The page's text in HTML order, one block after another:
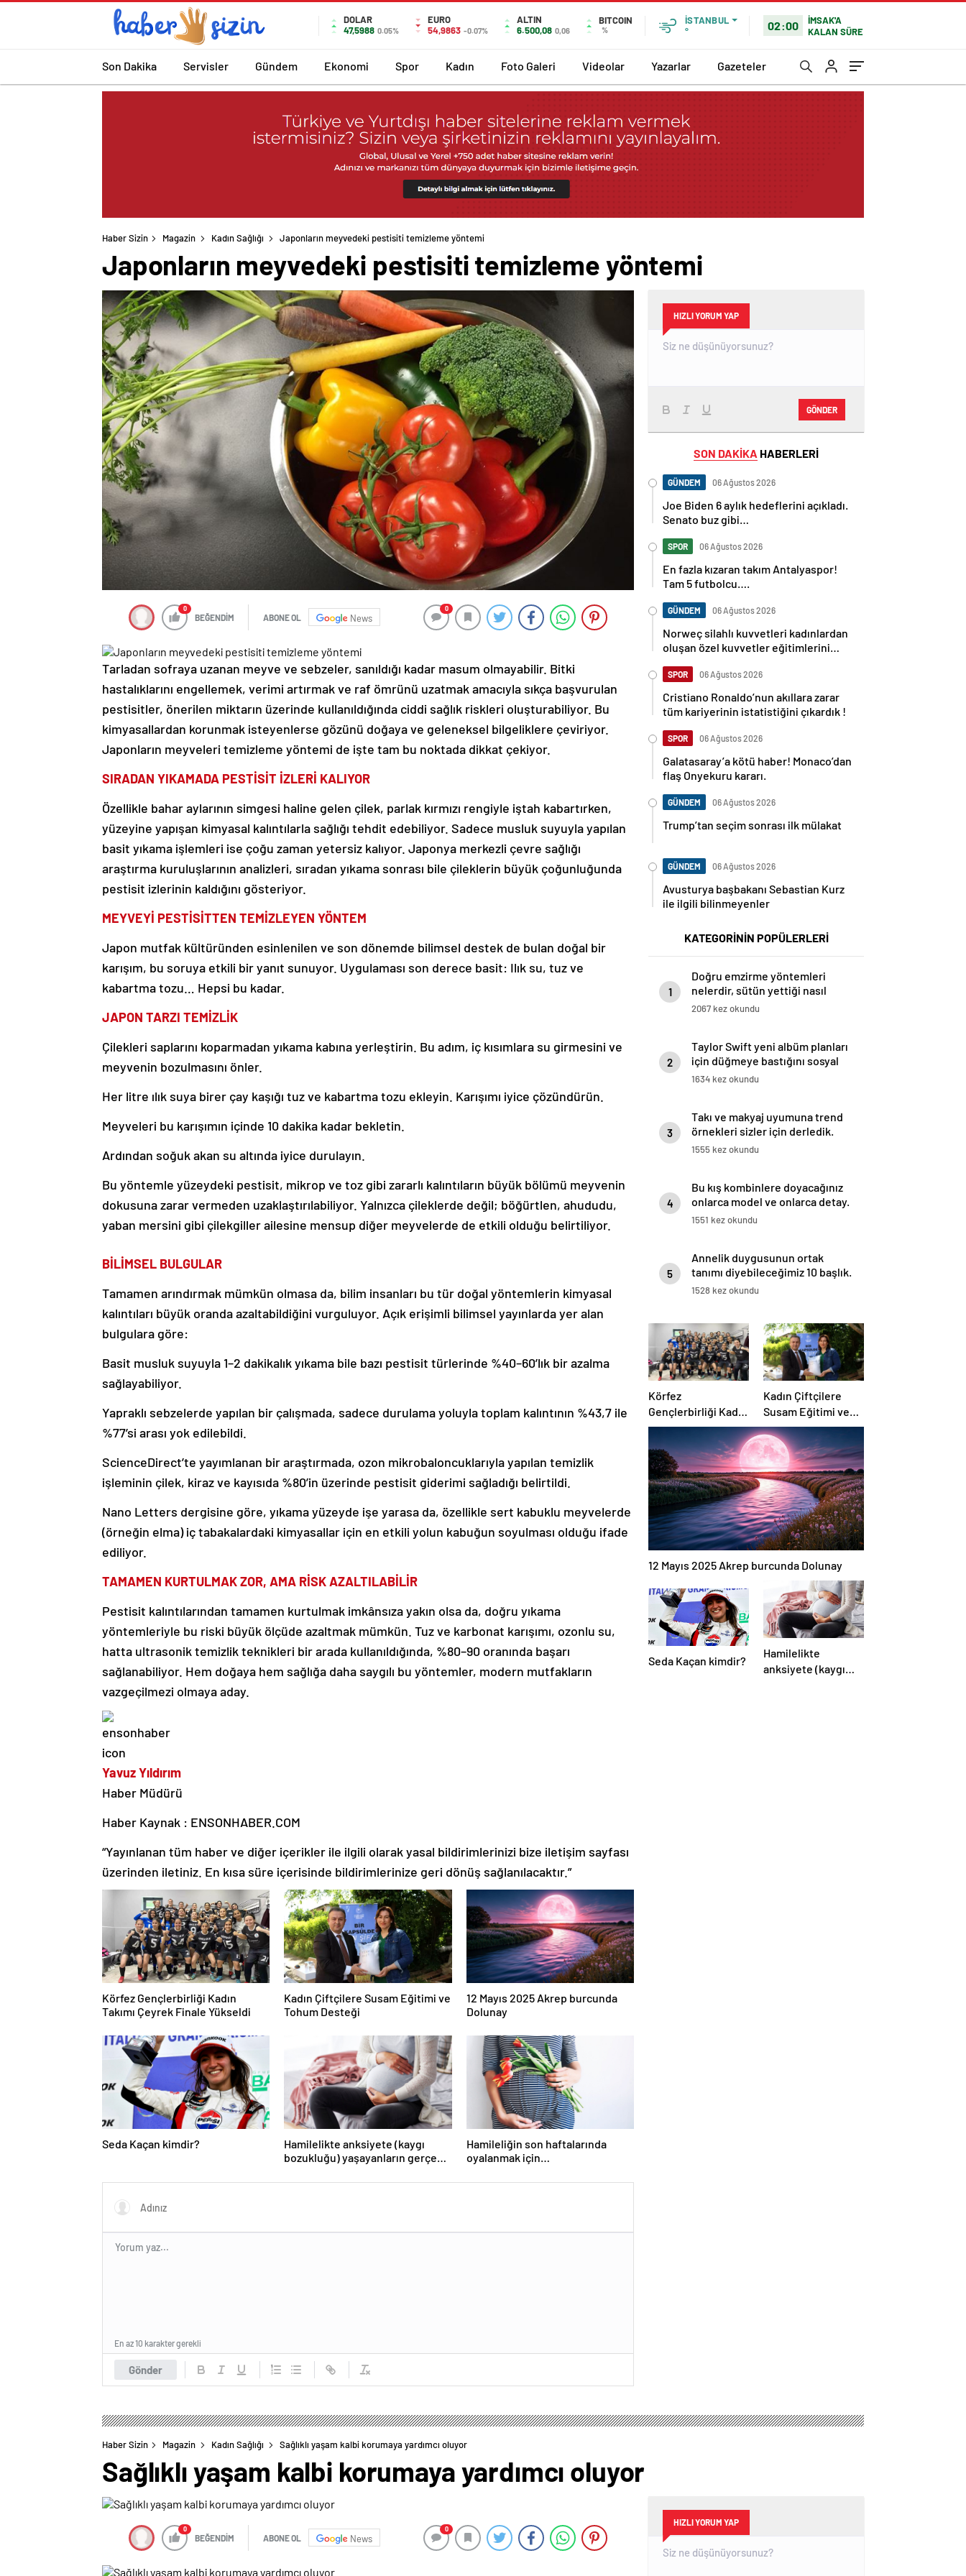
DOLAR
47,5988 0.05%
EURO
54,9863 -0.07%
ALTIN
6.500,08 0,06
BITCOIN
%
İSTANBUL
°
02:00
İMSAK'A
KALAN SÜRE
Son Dakika Servisler Gündem Ekonomi Spor Kadın Foto Galeri Videolar Yazarlar Gazeteler
Haber Sizin Magazin Kadın Sağlığı Japonların meyvedeki pestisiti temizleme yöntemi
Japonların meyvedeki pestisiti temizleme yöntemi
0
BEĞENDİM ABONE OL News
0
Tarladan sofraya uzanan meyve ve sebzeler, sanıldığı kadar masum olmayabilir. Bitki
hastalıklarını engellemek, verimi artırmak ve raf ömrünü uzatmak amacıyla sıkça başvurulan
pestisitler, önerilen miktarın üzerinde kullanıldığında ciddi sağlık riskleri oluşturabiliyor. Bu
kimyasallardan korunmak isteyenlerse gözünü doğaya ve geleneksel bilgeliklere çeviriyor.
Japonların meyveleri temizleme yöntemi de işte tam bu noktada dikkat çekiyor.
SIRADAN YIKAMADA PESTİSİT İZLERİ KALIYOR
Özellikle bahar aylarının simgesi haline gelen çilek, parlak kırmızı rengiyle iştah kabartırken,
yüzeyine yapışan kimyasal kalıntılarla sağlığı tehdit edebiliyor. Sadece musluk suyuyla yapılan
basit yıkama işlemleri ise çoğu zaman yetersiz kalıyor. Japonya merkezli çevre sağlığı
araştırma kuruluşlarının analizleri, sıradan yıkama sonrası bile çileklerin büyük çoğunluğunda
pestisit izlerinin kaldığını gösteriyor.
MEYVEYİ PESTİSİTTEN TEMİZLEYEN YÖNTEM
Japon mutfak kültüründen esinlenilen ve son dönemde bilimsel destek de bulan doğal bir
karışım, bu soruya etkili bir yanıt sunuyor. Uygulaması son derece basit: Ilık su, tuz ve
kabartma tozu… Hepsi bu kadar.
JAPON TARZI TEMİZLİK
Çilekleri saplarını koparmadan yıkama kabına yerleştirin. Bu adım, iç kısımlara su girmesini ve
meyvenin bozulmasını önler.
Her litre ılık suya birer çay kaşığı tuz ve kabartma tozu ekleyin. Karışımı iyice çözündürün.
Meyveleri bu karışımın içinde 10 dakika kadar bekletin.
Ardından soğuk akan su altında iyice durulayın.
Bu yöntemle yüzeydeki pestisit, mikrop ve toz gibi zararlı kalıntıların büyük bölümü meyvenin
dokusuna zarar vermeden uzaklaştırılabiliyor. Yalnızca çileklerde değil; böğürtlen, ahududu,
yaban mersini gibi çilekgiller ailesine mensup diğer meyvelerde de etkili olduğu belirtiliyor.
BİLİMSEL BULGULAR
Tamamen arındırmak mümkün olmasa da, bilim insanları bu tür doğal yöntemlerin kimyasal
kalıntıları büyük oranda azaltabildiğini vurguluyor. Açık erişimli bilimsel yayınlarda yer alan
bulgulara göre:
Basit musluk suyuyla 1–2 dakikalık yıkama bile bazı pestisit türlerinde %40–60’lık bir azalma
sağlayabiliyor.
Yapraklı sebzelerde yapılan bir çalışmada, sadece durulama yoluyla toplam kalıntının %43,7 ile
%77’si arası yok edilebildi.
ScienceDirect’te yayımlanan bir araştırmada, ozon mikrobaloncuklarıyla yapılan temizlik
işleminin çilek, kiraz ve kayısıda %80’in üzerinde pestisit giderimi sağladığı belirtildi.
Nano Letters dergisine göre, yıkama yüzeyde işe yarasa da, özellikle sert kabuklu meyvelerde
(örneğin elma) iç tabakalardaki kimyasallar için en etkili yolun kabuğun soyulması olduğu ifade
ediliyor.
TAMAMEN KURTULMAK ZOR, AMA RİSK AZALTILABİLİR
Pestisit kalıntılarından tamamen kurtulmak imkânsıza yakın olsa da, doğru yıkama
yöntemleriyle bu riski büyük ölçüde azaltmak mümkün. Tuz ve karbonat karışımı, ozonlu su,
hatta ultrasonik temizlik teknikleri bir arada kullanıldığında, %80–90 oranında başarı
sağlanabiliyor. Hem doğaya hem sağlığa daha saygılı bu yöntemler, modern mutfakların
vazgeçilmezi olmaya aday.
Yavuz Yıldırım
Haber Müdürü
Haber Kaynak : ENSONHABER.COM
“Yayınlanan tüm haber ve diğer içerikler ile ilgili olarak yasal bildirimlerinizi bize iletişim sayfası
üzerinden iletiniz. En kısa süre içerisinde bildirimlerinize geri dönüş sağlanılacaktır.”
Körfez Gençlerbirliği Kadın
Takımı Çeyrek Finale Yükseldi
Kadın Çiftçilere Susam Eğitimi ve
Tohum Desteği
12 Mayıs 2025 Akrep burcunda
Dolunay
Seda Kaçan kimdir?
Hamilelikte anksiyete (kaygı
bozukluğu) yaşayanların gerçek
Hamileliğin son haftalarında
oyalanmak için…
Gönder
En az 10 karakter gerekli
HIZLI YORUM YAP
GÖNDER
SON DAKİKA HABERLERİ
GÜNDEM 06 Ağustos 2026
Joe Biden 6 aylık hedeflerini açıkladı.
Senato buz gibi…
SPOR 06 Ağustos 2026
En fazla kızaran takım Antalyaspor!
Tam 5 futbolcu….
GÜNDEM 06 Ağustos 2026
Norweç silahlı kuvvetleri kadınlardan
oluşan özel kuvvetler eğitimlerini
SPOR 06 Ağustos 2026
Cristiano Ronaldo’nun akıllara zarar
tüm kariyerinin istatistiğini çıkardık !
SPOR 06 Ağustos 2026
Galatasaray’a kötü haber! Monaco’dan
flaş Onyekuru kararı.
GÜNDEM 06 Ağustos 2026
Trump’tan seçim sonrası ilk mülakat
GÜNDEM 06 Ağustos 2026
Avusturya başbakanı Sebastian Kurz
ile ilgili bilinmeyenler
KATEGORİNİN POPÜLERLERİ
1
Doğru emzirme yöntemleri
nelerdir, sütün yettiği nasıl
anlaşılır?
2067 kez okundu
2
Taylor Swift yeni albüm planları
için düğmeye bastığını sosyal
medyadan duyurdu!
1634 kez okundu
3
Takı ve makyaj uyumuna trend
örnekleri sizler için derledik.
1555 kez okundu
4
Bu kış kombinlere doyacağınız
onlarca model ve onlarca detay.
1551 kez okundu
5
Annelik duygusunun ortak
tanımı diyebileceğimiz 10 başlık.
1528 kez okundu
Körfez
Gençlerbirliği Kadın
Takımı Çeyrek
Finale Yükseldi
Kadın Çiftçilere
Susam Eğitimi ve
Tohum Desteği
12 Mayıs 2025 Akrep burcunda Dolunay
Seda Kaçan kimdir?
Hamilelikte
anksiyete (kaygı
Haber Sizin Magazin Kadın Sağlığı Sağlıklı yaşam kalbi korumaya yardımcı oluyor
Sağlıklı yaşam kalbi korumaya yardımcı oluyor
0
BEĞENDİM ABONE OL News
0
HIZLI YORUM YAP